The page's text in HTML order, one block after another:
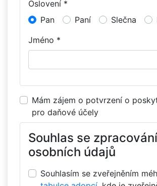
Oslovení *
Pan
Paní Slečna
Jméno *
Mám zájem o potvrzení o
pro daňové účely
Souhlas se
osobních údajů
Souhlasím se zveřejněním